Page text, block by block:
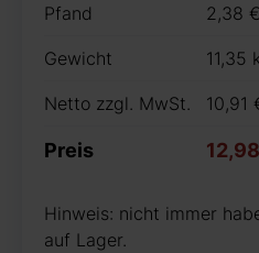
Pfand 2,38 €
Gewicht 11,35
Netto zzgl. MwSt. 10,91
Preis
Hinweis: nicht immer
auf Lager.